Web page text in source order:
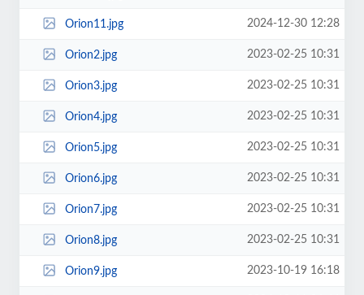
Orion11.jpg 2024-12-30 12:28
Orion2.jpg 2023-02-25 10:31
Orion3.jpg 2023-02-25 10:31
Orion4.jpg 2023-02-25 10:31
Orion5.jpg 2023-02-25 10:31
Orion6.jpg 2023-02-25 10:31
Orion7.jpg 2023-02-25 10:31
Orion8.jpg 2023-02-25 10:31
Orion9.jpg 2023-10-19 16:18